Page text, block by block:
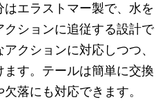
エラストマー製で、水を
クションに追従する設計で
クションに対応しつつ、
す。テールは簡単に交換
落にも対応できます。